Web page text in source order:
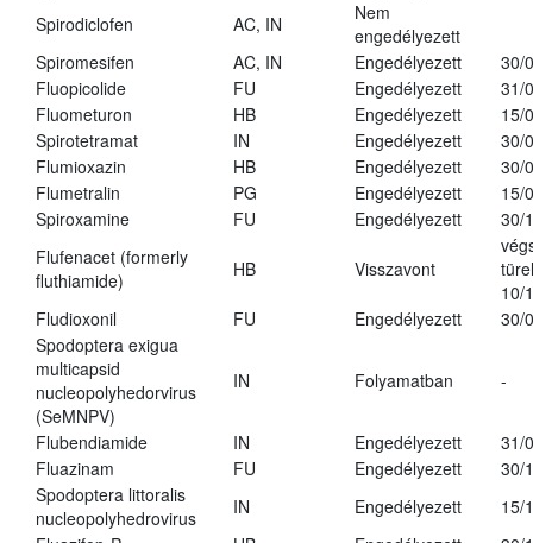
Spirodiclofen
AC, IN
Nem
engedélyezett
Spiromesifen
AC, IN Engedélyezett
30/
Fluopicolide
FU Engedélyezett
31/
Fluometuron
HB Engedélyezett
15/
Spirotetramat
IN Engedélyezett
30/
Flumioxazin
HB Engedélyezett
30/
Flumetralin
PG Engedélyezett
15/
Spiroxamine
FU Engedélyezett
30/
Flufenacet (formerly
fluthiamide)
HB Visszavont
10/
Fludioxonil
FU Engedélyezett
30/
Spodoptera exigua
multicapsid
nucleopolyhedorvirus
(SeMNPV)
IN Folyamatban -
Flubendiamide IN Engedélyezett
31/
Fluazinam
FU Engedélyezett
30/
Spodoptera littoralis
nucleopolyhedrovirus
IN Engedélyezett
15/